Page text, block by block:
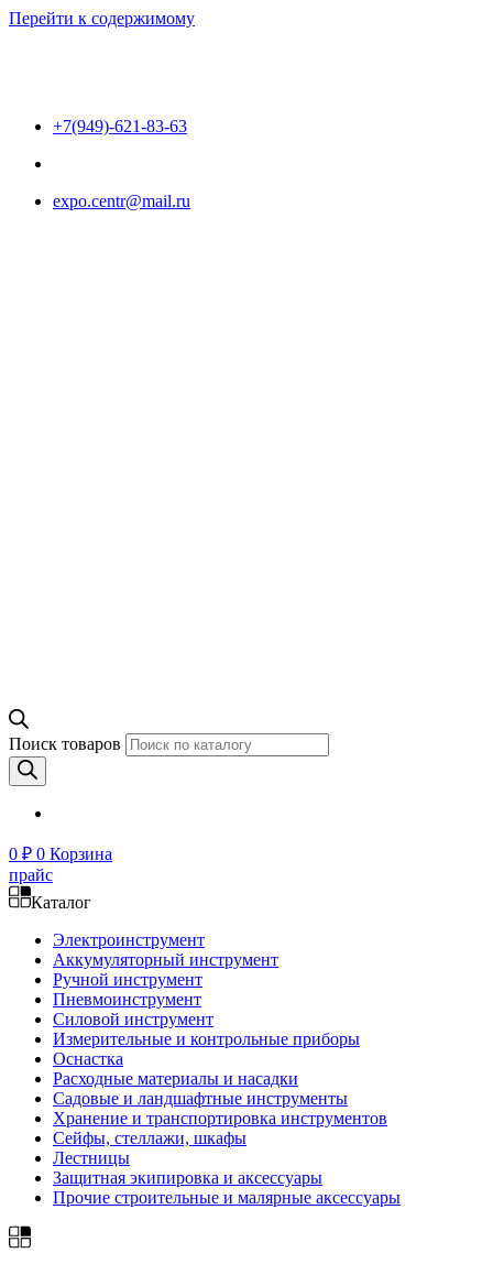
Перейти к содержимому
+7(949)-621-83-63
expo.centr@mail.ru
Поиск товаров
0 ₽ 0 Корзина
прайс
Каталог
Электроинструмент
Аккумуляторный инструмент
Ручной инструмент
Пневмоинструмент
Силовой инструмент
Измерительные и контрольные приборы
Оснастка
Расходные материалы и насадки
Садовые и ландшафтные инструменты
Хранение и транспортировка инструментов
Сейфы, стеллажи, шкафы
Лестницы
Защитная экипировка и аксессуары
Прочие строительные и малярные аксессуары